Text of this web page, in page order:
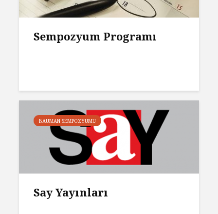
Sempozyum Programı
BAUMAN SEMPOZYUMU
Say Yayınları